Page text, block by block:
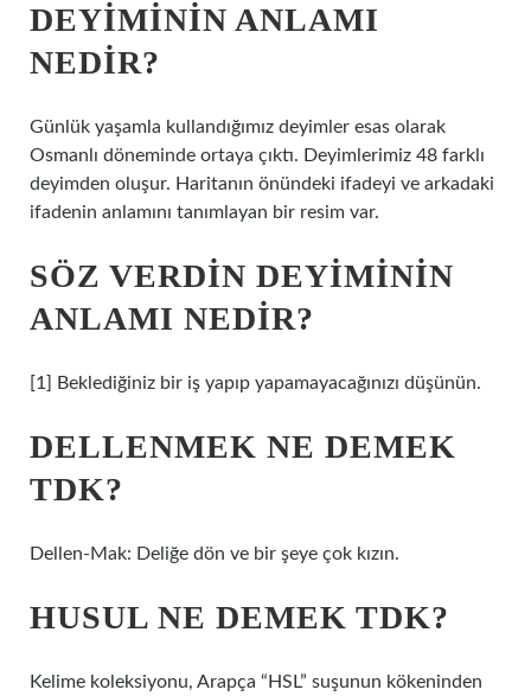
DEYIMININ ANLAMI
NEDIR?
Günlük yaşamla kullandığımız deyimler esas olarak
Osmanlı döneminde ortaya çıktı. Deyimlerimiz 48 farklı
deyimden oluşur. Haritanın önündeki ifadeyi ve arkadaki
ifadenin anlamını tanımlayan bir resim var.
SÖZ VERDIN DEYIMININ
ANLAMI NEDIR?
[1] Beklediğiniz bir iş yapıp yapamayacağınızı düşünün.
DELLENMEK NE DEMEK
TDK?
Dellen-Mak: Deliğe dön ve bir şeye çok kızın.
HUSUL NE DEMEK TDK?
Kelime koleksiyonu, Arapça “HSL” suşunun kökeninden